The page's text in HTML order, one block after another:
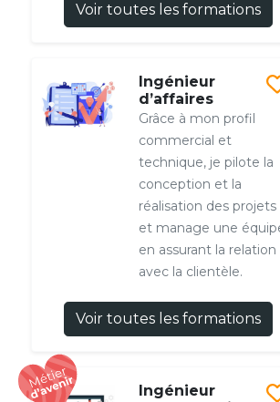
Voir toutes les formations
Ingénieur
d’affaires
Grâce à mon profil
commercial et
technique, je pilote la
conception et la
réalisation des projets
et manage une
en assurant la relation
avec la clientèle.
Voir toutes les formations
Ingénieur